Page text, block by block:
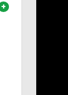
+